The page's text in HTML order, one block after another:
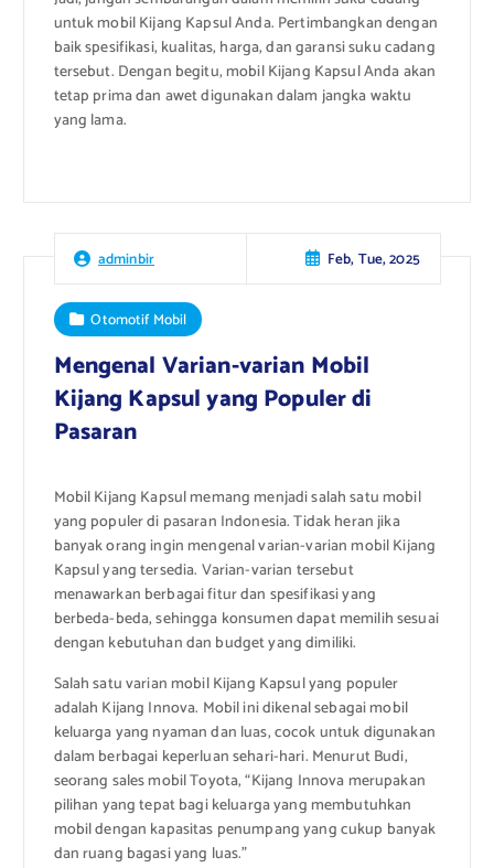
untuk mobil Kijang Kapsul Anda. Pertimbangkan dengan
baik spesifikasi, kualitas, harga, dan garansi suku cadang
tersebut. Dengan begitu, mobil Kijang Kapsul Anda akan
tetap prima dan awet digunakan dalam jangka waktu
yang lama.
adminbir Feb, Tue, 2025
Otomotif Mobil
Mengenal Varian-varian Mobil
Kijang Kapsul yang Populer di
Pasaran
Mobil Kijang Kapsul memang menjadi salah satu mobil
yang populer di pasaran Indonesia. Tidak heran jika
banyak orang ingin mengenal varian-varian mobil Kijang
Kapsul yang tersedia. Varian-varian tersebut
menawarkan berbagai fitur dan spesifikasi yang
berbeda-beda, sehingga konsumen dapat memilih sesuai
dengan kebutuhan dan budget yang dimiliki.
Salah satu varian mobil Kijang Kapsul yang populer
adalah Kijang Innova. Mobil ini dikenal sebagai mobil
keluarga yang nyaman dan luas, cocok untuk digunakan
dalam berbagai keperluan sehari-hari. Menurut Budi,
seorang sales mobil Toyota, “Kijang Innova merupakan
pilihan yang tepat bagi keluarga yang membutuhkan
mobil dengan kapasitas penumpang yang cukup banyak
dan ruang bagasi yang luas.”